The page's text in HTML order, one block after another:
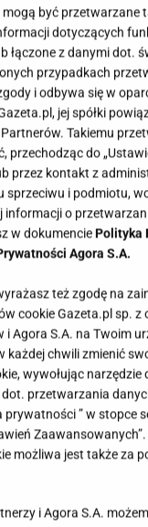
spot wyborczy
2-óch"
dom Mamy
zmarłpopularny
media
być przetwarzane
dotyczących
łączone z danymi dot.
przypadkach
i odbywa się w
jej spółki
Takiemu
przechodząc do
przez kontakt z
sprzeciwu i podmiotu,
informacji o
w dokumenciePolityka
Agora S.A.
też zgodę na
cookie Gazeta.pl sp. z
Agora S.A. na Twoim
każdej chwili zmienić
wywołując narzędzie
przetwarzania
prywatności ” w stopce
możliwa jest także za
i Agora S.A.